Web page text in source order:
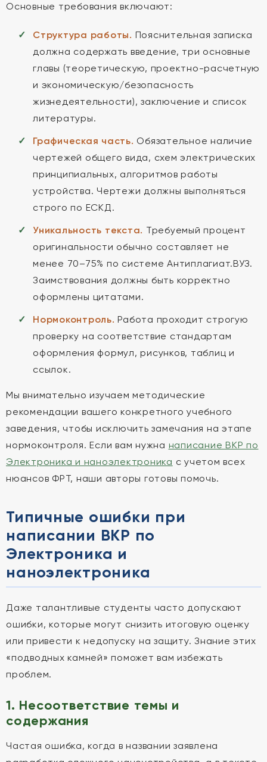
Основные требования включают:
Структура работы. Пояснительная записка
должна содержать введение, три основные
главы (теоретическую, проектно-расчетную
и экономическую/безопасность
жизнедеятельности), заключение и список
литературы.
Графическая часть. Обязательное наличие
чертежей общего вида, схем электрических
принципиальных, алгоритмов работы
устройства. Чертежи должны выполняться
строго по ЕСКД.
Уникальность текста. Требуемый процент
оригинальности обычно составляет не
менее 70–75% по системе Антиплагиат.ВУЗ.
Заимствования должны быть корректно
оформлены цитатами.
Нормоконтроль. Работа проходит строгую
проверку на соответствие стандартам
оформления формул, рисунков, таблиц и
ссылок.
Мы внимательно изучаем методические
рекомендации вашего конкретного учебного
заведения, чтобы исключить замечания на этапе
нормоконтроля. Если вам нужна написание ВКР по
Электроника и наноэлектроника с учетом всех
нюансов ФРТ, наши авторы готовы помочь.
Типичные ошибки при
написании ВКР по
Электроника и
наноэлектроника
Даже талантливые студенты часто допускают
ошибки, которые могут снизить итоговую оценку
или привести к недопуску на защиту. Знание этих
«подводных камней» поможет вам избежать
проблем.
1. Несоответствие темы и
содержания
Частая ошибка, когда в названии заявлена